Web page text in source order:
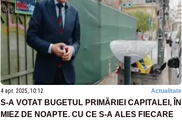
4 apr. 2025, 10:12 Actualitate
S-A VOTAT BUGETUL PRIMĂRIEI CAPITALEI, ÎN
MIEZ DE NOAPTE. CU CE S-A ALES FIECARE